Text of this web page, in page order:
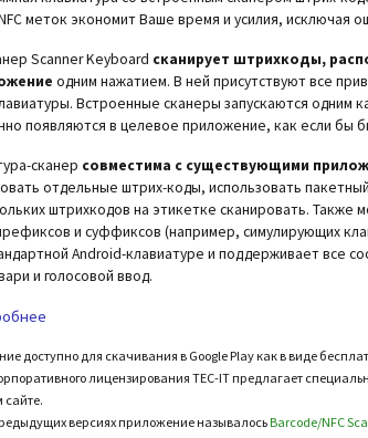
меток экономит Ваше время и усилия, исключая
Scanner Keyboard сканирует штрихкоды,
одним нажатием. В ней присутствуют все
Встроенные сканеры запускаются одним
появляются в целевое приложение, как если бы
сканер совместима с существующими
отдельные штрих-коды, использовать
штрихкодов на этикетке сканировать. Также
и суффиксов (например, симулирующих
Android-клавиатуре и поддерживает все
и голосовой ввод.
доступно для скачивания в Google Play как в виде
лицензирования TEC-IT предлагает
версиях приложение называлосьBarcode/NFC